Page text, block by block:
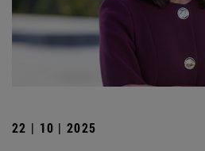
22 | 10 | 2025